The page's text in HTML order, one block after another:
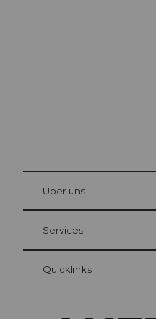
Gästekarte Luzern
Ihre Vorteile als Übernachtungsgast
at Bre
Über uns
Services
Quicklinks